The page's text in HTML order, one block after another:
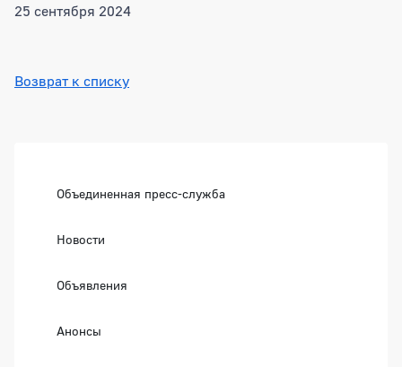
25 сентября 2024
Возврат к списку
Объединенная пресс-служба
Новости
Объявления
Анонсы